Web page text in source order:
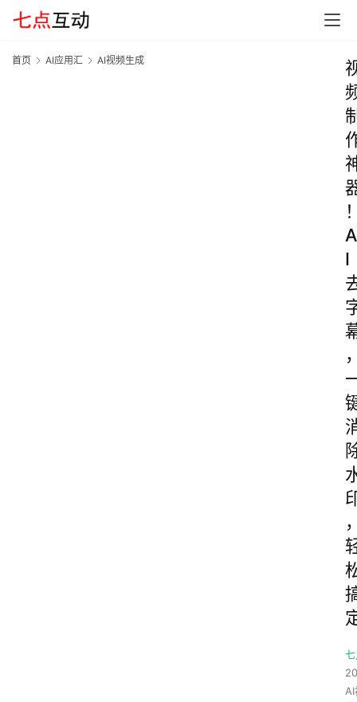
首页 AI应用汇 AI视频生成
A
I